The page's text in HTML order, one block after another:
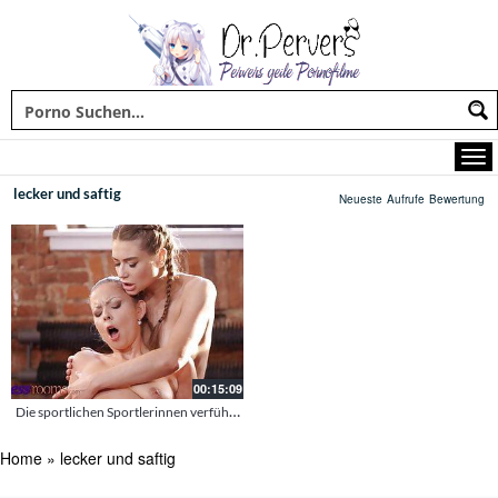
lecker und saftig Neueste Aufrufe Bewertung
00:15:09
Die sportlichen Sportlerinnen verführen den schwarzen Trainer und ficken ihn
Home » lecker und saftig